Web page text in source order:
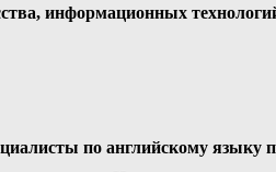
информационных
по английскому языку